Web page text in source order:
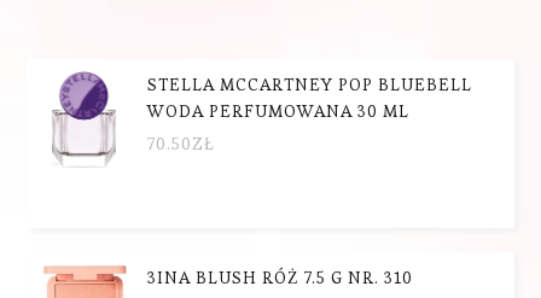
STELLA MCCARTNEY POP BLUEBELL
WODA PERFUMOWANA 30 ML
70.50ZŁ
3INA BLUSH RÓŻ 7.5 G NR. 310